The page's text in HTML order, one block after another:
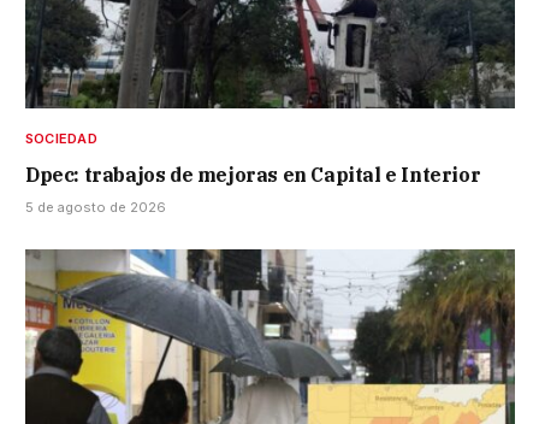
SOCIEDAD
Dpec: trabajos de mejoras en Capital e Interior
5 de agosto de 2026